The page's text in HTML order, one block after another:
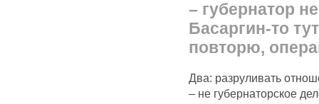
– губернатор
Басаргин-то
повторю,
Два: разруливать
– не губернаторское